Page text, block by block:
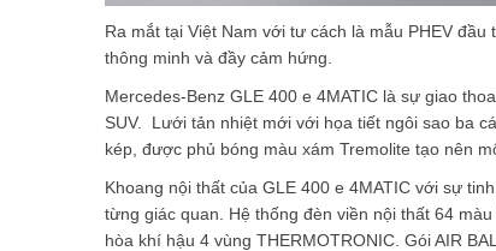
Ra mắt tại Việt Nam với tư cách là mẫu PHEV
thông minh và đầy cảm hứng.
Mercedes-Benz GLE 400 e 4MATIC là sự giao
SUV. Lưới tản nhiệt mới với họa tiết ngôi sao ba
kép, được phủ bóng màu xám Tremolite tạo nên
Khoang nội thất của GLE 400 e 4MATIC với sự
từng giác quan. Hệ thống đèn viền nội thất 64
hòa khí hậu 4 vùng THERMOTRONIC. Gói AIR